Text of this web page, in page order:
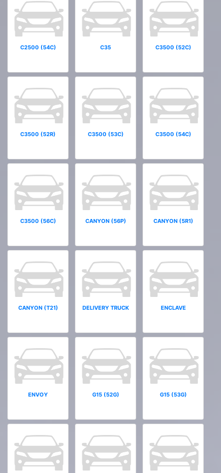
C2500 (54C) C35 C3500 (52C)
C3500 (52R) C3500 (53C) C3500 (54C)
C3500 (56C) CANYON (56P) CANYON (5R1)
CANYON (T21) DELIVERY TRUCK ENCLAVE
ENVOY G15 (52G) G15 (53G)